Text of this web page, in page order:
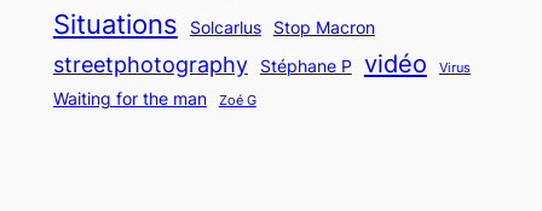
Crème Brûlée
Situations Solcarlus Stop Macron
streetphotography Stéphane P vidéo Virus
Waiting for the man Zoé G